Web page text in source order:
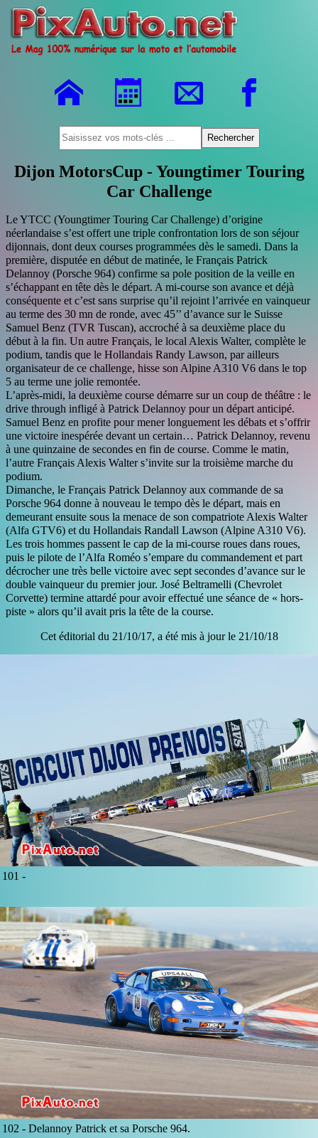
Dijon MotorsCup - Youngtimer Touring
Car Challenge
Le YTCC (Youngtimer Touring Car Challenge) d’origine
néerlandaise s’est offert une triple confrontation lors de son séjour
dijonnais, dont deux courses programmées dès le samedi. Dans la
première, disputée en début de matinée, le Français Patrick
Delannoy (Porsche 964) confirme sa pole position de la veille en
s’échappant en tête dès le départ. A mi-course son avance et déjà
conséquente et c’est sans surprise qu’il rejoint l’arrivée en vainqueur
au terme des 30 mn de ronde, avec 45’’ d’avance sur le Suisse
Samuel Benz (TVR Tuscan), accroché à sa deuxième place du
début à la fin. Un autre Français, le local Alexis Walter, complète le
podium, tandis que le Hollandais Randy Lawson, par ailleurs
organisateur de ce challenge, hisse son Alpine A310 V6 dans le top
5 au terme une jolie remontée.
L’après-midi, la deuxième course démarre sur un coup de théâtre : le
drive through infligé à Patrick Delannoy pour un départ anticipé.
Samuel Benz en profite pour mener longuement les débats et s’offrir
une victoire inespérée devant un certain… Patrick Delannoy, revenu
à une quinzaine de secondes en fin de course. Comme le matin,
l’autre Français Alexis Walter s’invite sur la troisième marche du
podium.
Dimanche, le Français Patrick Delannoy aux commande de sa
Porsche 964 donne à nouveau le tempo dès le départ, mais en
demeurant ensuite sous la menace de son compatriote Alexis Walter
(Alfa GTV6) et du Hollandais Randall Lawson (Alpine A310 V6).
Les trois hommes passent le cap de la mi-course roues dans roues,
puis le pilote de l’Alfa Roméo s’empare du commandement et part
décrocher une très belle victoire avec sept secondes d’avance sur le
double vainqueur du premier jour. José Beltramelli (Chevrolet
Corvette) termine attardé pour avoir effectué une séance de « hors-
piste » alors qu’il avait pris la tête de la course.
Cet éditorial du 21/10/17, a été mis à jour le 21/10/18
101 -
102 -Delannoy Patrick et sa Porsche 964.